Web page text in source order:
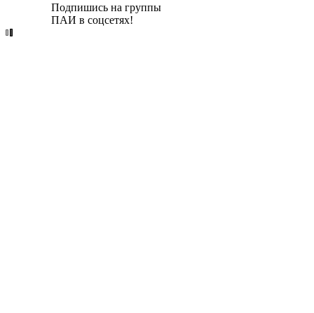
Подпишись на группы
ПАИ в соцсетях!